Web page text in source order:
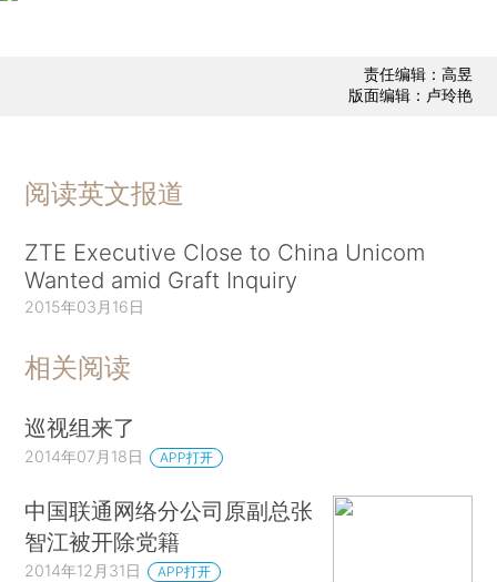
责任编辑：高昱
版面编辑：卢玲艳
阅读英文报道
ZTE Executive Close to China Unicom
Wanted amid Graft Inquiry
2015年03月16日
相关阅读
巡视组来了
2014年07月18日 APP打开
中国联通网络分公司原副总张
智江被开除党籍
2014年12月31日 APP打开